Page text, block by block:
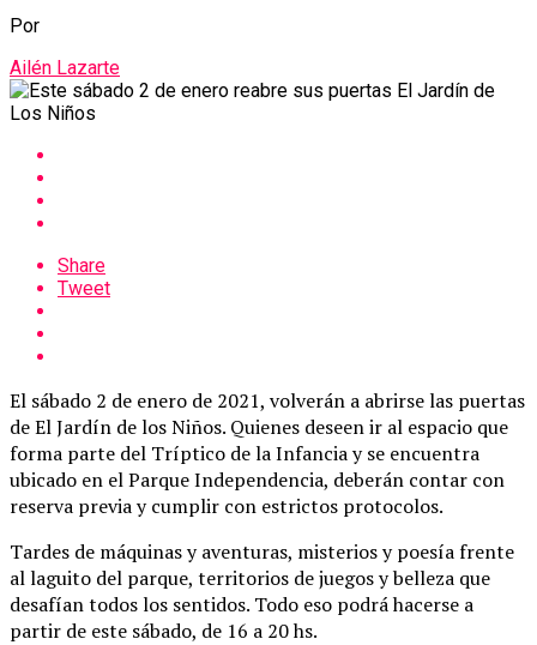
Por
Ailén Lazarte
Share
Tweet
El sábado 2 de enero de 2021, volverán a abrirse las puertas
de El Jardín de los Niños. Quienes deseen ir al espacio que
forma parte del Tríptico de la Infancia y se encuentra
ubicado en el Parque Independencia, deberán contar con
reserva previa y cumplir con estrictos protocolos.
Tardes de máquinas y aventuras, misterios y poesía frente
al laguito del parque, territorios de juegos y belleza que
desafían todos los sentidos. Todo eso podrá hacerse a
partir de este sábado, de 16 a 20 hs.